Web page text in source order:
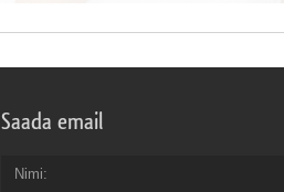
Saada email
Nimi